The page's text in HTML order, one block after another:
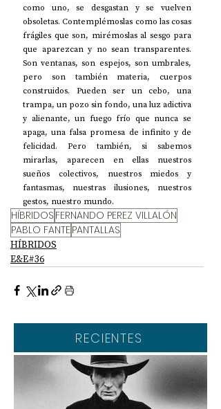
como uno, se desgastan y se vuelven
obsoletas. Contemplémoslas como las cosas
frágiles que son, mirémoslas al sesgo para
que aparezcan y no sean transparentes.
Son ventanas, son espejos, son umbrales,
pero son también materia, cuerpos
construidos. Pueden ser un cebo, una
trampa, un pozo sin fondo, una luz adictiva
y alienante, un fuego frío que nunca se
apaga, una falsa promesa de infinito y de
felicidad. Pero también, si sabemos
mirarlas, aparecen en ellas nuestros
sueños colectivos, nuestros miedos y
fantasmas, nuestras ilusiones, nuestros
gestos, nuestro mundo.
HÍBRIDOS FERNANDO PEREZ VILLALÓN
PABLO FANTEPANTALLAS
HÍBRIDOS
E&E#36
RECIENTES